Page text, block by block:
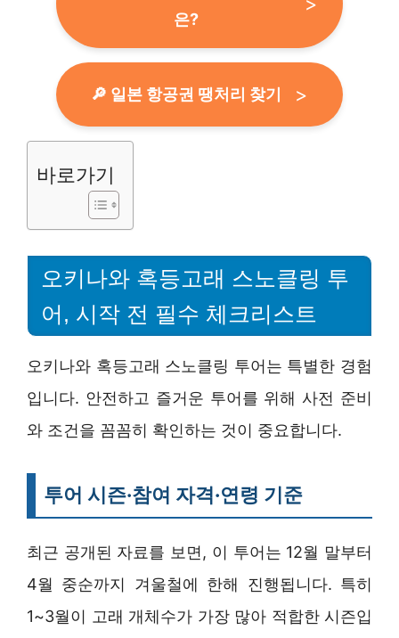
은?
🔎 일본 항공권 땡처리 찾기
바로가기
오키나와 혹등고래 스노클링 투
어, 시작 전 필수 체크리스트
오키나와 혹등고래 스노클링 투어는 특별한 경험
입니다. 안전하고 즐거운 투어를 위해 사전 준비
와 조건을 꼼꼼히 확인하는 것이 중요합니다.
투어 시즌·참여 자격·연령 기준
최근 공개된 자료를 보면, 이 투어는 12월 말부터
4월 중순까지 겨울철에 한해 진행됩니다. 특히
1~3월이 고래 개체수가 가장 많아 적합한 시즌입